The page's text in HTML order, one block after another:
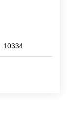
10334